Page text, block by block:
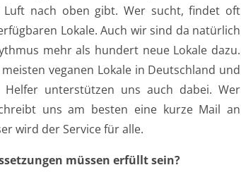
Luft nach oben gibt. Wer sucht, findet oft
Lokale. Auch wir sind da natürlich
mehr als hundert neue Lokale dazu.
veganen Lokale in Deutschland und
unterstützen uns auch dabei. Wer
uns am besten eine kurze Mail an
wird der Service für alle.
müssen erfüllt sein?